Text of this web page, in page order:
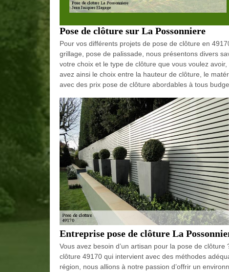
Pose de clôture sur La Possonniere
Pour vos différents projets de pose de clôture en
grillage, pose de palissade, nous présentons divers
votre choix et le type de clôture que vous voulez
avez ainsi le choix entre la hauteur de clôture, le
avec des prix pose de clôture abordables à tous
Entreprise pose de clôture La
Vous avez besoin d’un artisan pour la pose de
clôture 49170 qui intervient avec des méthodes
région, nous allions à notre passion d’offrir un